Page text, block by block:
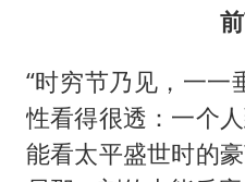
“时穷节乃见，一一
性看得很透：一个
能看太平盛世时的